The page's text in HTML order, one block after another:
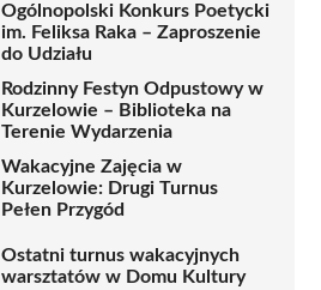
Ogólnopolski Konkurs Poetycki
im. Feliksa Raka – Zaproszenie
do Udziału
Rodzinny Festyn Odpustowy w
Kurzelowie – Biblioteka na
Terenie Wydarzenia
Wakacyjne Zajęcia w
Kurzelowie: Drugi Turnus
Pełen Przygód
Ostatni turnus wakacyjnych
warsztatów w Domu Kultury